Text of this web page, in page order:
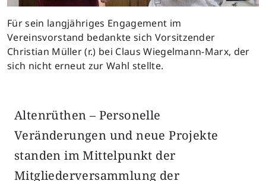
Für sein langjähriges Engagement im
Vereinsvorstand bedankte sich Vorsitzender
Christian Müller (r.) bei Claus Wiegelmann-Marx, der
sich nicht erneut zur Wahl stellte.
Altenrüthen – Personelle
Veränderungen und neue Projekte
standen im Mittelpunkt der
Mitgliederversammlung der